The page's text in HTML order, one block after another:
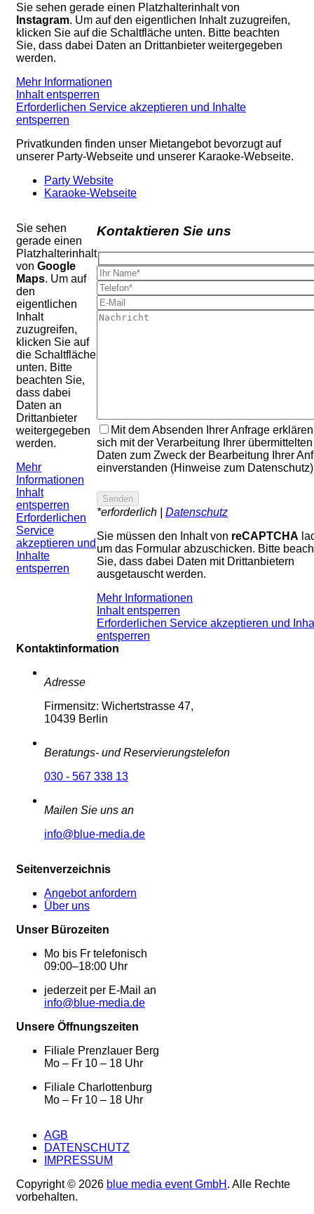
Sie sehen gerade einen Platzhalterinhalt von
Instagram. Um auf den eigentlichen Inhalt zuzugreifen,
klicken Sie auf die Schaltfläche unten. Bitte beachten
Sie, dass dabei Daten an Drittanbieter weitergegeben
werden.
Mehr Informationen
Inhalt entsperren
Erforderlichen Service akzeptieren und Inhalte
entsperren
Privatkunden finden unser Mietangebot bevorzugt auf
unserer Party-Webseite und unserer Karaoke-Webseite.
Party Website
Karaoke-Webseite
Sie sehen
gerade einen
Platzhalterinhalt
von Google
Maps. Um auf
den
eigentlichen
Inhalt
zuzugreifen,
klicken Sie auf
die Schaltfläche
unten. Bitte
beachten Sie,
dass dabei
Daten an
Drittanbieter
weitergegeben
werden.
Mehr
Informationen
Inhalt
entsperren
Erforderlichen
Service
akzeptieren und
Inhalte
entsperren
Kontaktieren Sie uns
Mit dem Absenden Ihrer Anfrage
sich mit der Verarbeitung Ihrer übermittelten
Daten zum Zweck der Bearbeitung Ihrer
einverstanden (Hinweise zum Datenschutz)
*erforderlich | Datenschutz
Sie müssen den Inhalt von reCAPTCHA
um das Formular abzuschicken. Bitte
Sie, dass dabei Daten mit Drittanbietern
ausgetauscht werden.
Mehr Informationen
Inhalt entsperren
Erforderlichen Service akzeptieren und
entsperren
Kontaktinformation
Adresse
Firmensitz: Wichertstrasse 47,
10439 Berlin
Beratungs- und Reservierungstelefon
030 - 567 338 13
Mailen Sie uns an
info@blue-media.de
Seitenverzeichnis
Angebot anfordern
Über uns
Unser Bürozeiten
Mo bis Fr telefonisch
09:00–18:00 Uhr
jederzeit per E-Mail an
info@blue-media.de
Unsere Öffnungszeiten
Filiale Prenzlauer Berg
Mo – Fr 10 – 18 Uhr
Filiale Charlottenburg
Mo – Fr 10 – 18 Uhr
AGB
DATENSCHUTZ
IMPRESSUM
Copyright © 2026 blue media event GmbH . Alle Rechte
vorbehalten.